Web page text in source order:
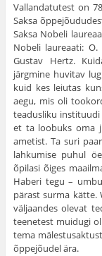
Vallandatutest on
Saksa
Saksa Nobeli
Nobeli laureaati: O.
Gustav Hertz.
järgmine huvitav
kuid kes leiutas
aegu, mis oli
teadusliku
et ta loobuks oma
ametist. Ta suri
lahkumise puhul
õpilasi õiges
Haberi tegu –
pärast surma kätte.
väljaandes olevat
teenetest muidugi
tema
õppejõudel ära.